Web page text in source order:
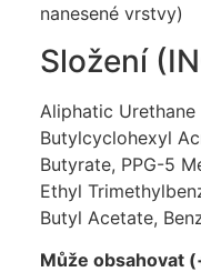
nanesené vrstvy)
Složení
Aliphatic
Butylcyclohexyl
Butyrate, PPG-5
Ethyl
Butyl Acetate,
Může obsahovat